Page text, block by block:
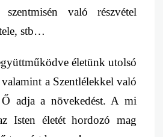
való részvétel
stb…
életünk utolsó
a Szentlélekkel való
Ő adja a növekedést. A mi
Isten életét hordozó mag